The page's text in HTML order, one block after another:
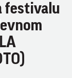
festivalu